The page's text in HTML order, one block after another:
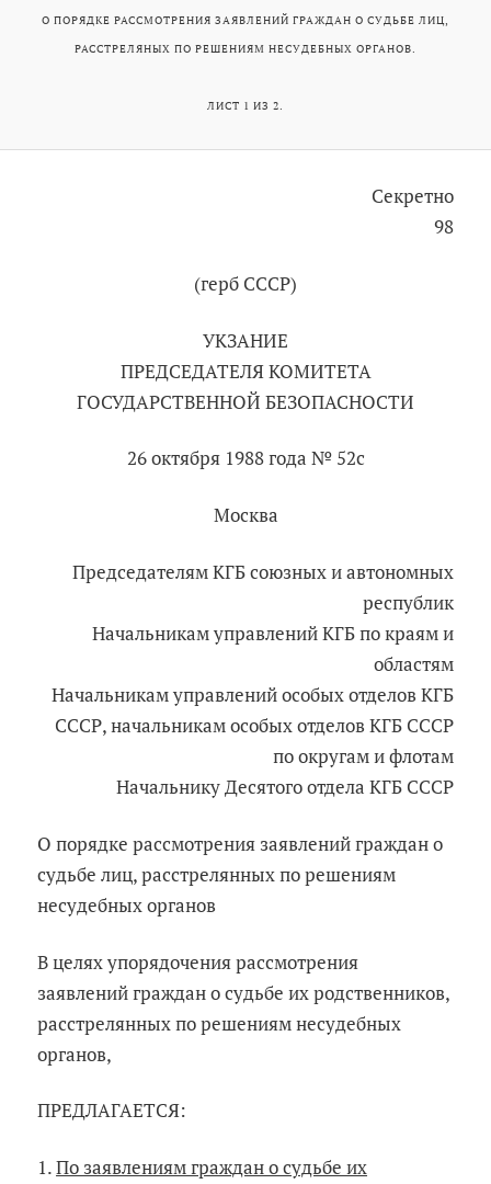
О ПОРЯДКЕ РАССМОТРЕНИЯ ЗАЯВЛЕНИЙ ГРАЖДАН О СУДЬБЕ ЛИЦ,
РАССТРЕЛЯНЫХ ПО РЕШЕНИЯМ НЕСУДЕБНЫХ ОРГАНОВ.
ЛИСТ 1 ИЗ 2.
Секретно
98
(герб СССР)
УКЗАНИЕ
ПРЕДСЕДАТЕЛЯ КОМИТЕТА
ГОСУДАРСТВЕННОЙ БЕЗОПАСНОСТИ
26 октября 1988 года № 52с
Москва
Председателям КГБ союзных и автономных
республик
Начальникам управлений КГБ по краям и
областям
Начальникам управлений особых отделов КГБ
СССР, начальникам особых отделов КГБ СССР
по округам и флотам
Начальнику Десятого отдела КГБ СССР
О порядке рассмотрения заявлений граждан о
судьбе лиц, расстрелянных по решениям
несудебных органов
В целях упорядочения рассмотрения
заявлений граждан о судьбе их родственников,
расстрелянных по решениям несудебных
органов,
ПРЕДЛАГАЕТСЯ:
1.По заявлениям граждан о судьбе их